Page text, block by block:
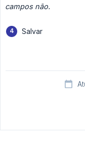
campos não.
Salvar